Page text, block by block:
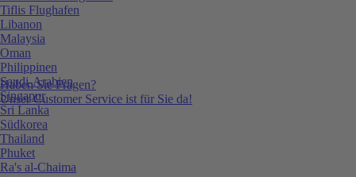
Haben Sie Fragen?
Unser Customer Service ist für Sie da!
Tiflis Flughafen
Libanon
Malaysia
Oman
Philippinen
Saudi-Arabien
Singapur
Sri Lanka
Südkorea
Thailand
Phuket
Ra's al-Chaima